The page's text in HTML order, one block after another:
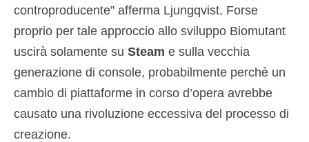
controproducente” afferma Ljungqvist. Forse
proprio per tale approccio allo sviluppo Biomutant
uscirà solamente su Steam e sulla vecchia
generazione di console, probabilmente perchè un
cambio di piattaforme in corso d’opera avrebbe
causato una rivoluzione eccessiva del processo di
creazione.